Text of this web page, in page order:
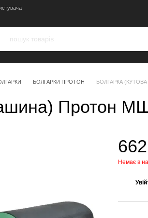
БОЛГАРКИ ПРОТОН БОЛГАРКА
Протон
Немає в